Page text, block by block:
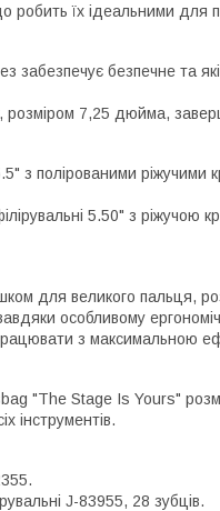
їх ідеальними для
безпечне та
розміром 7,25 дюйма,
з полірованими ріжучими
5.50" з ріжучою
для великого пальця,
особливому
з максимальною
"The Stage Is Yours"
інструментів.
J-83955, 28 зубців.